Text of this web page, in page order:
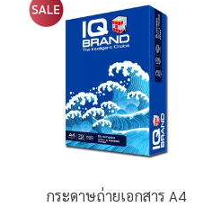
กระดาษถ่ายเอกสาร A4